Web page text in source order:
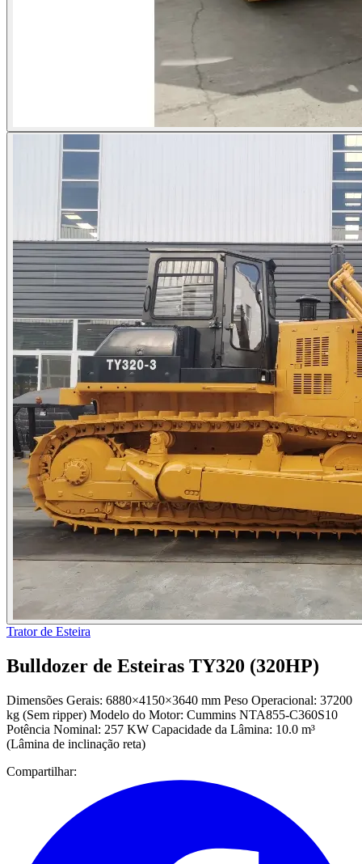
Trator de Esteira
Bulldozer de Esteiras TY320 (320HP)
Dimensões Gerais: 6880×4150×3640 mm Peso Operacional: 37200
kg (Sem ripper) Modelo do Motor: Cummins NTA855-C360S10
Potência Nominal: 257 KW Capacidade da Lâmina: 10.0 m³
(Lâmina de inclinação reta)
Compartilhar: